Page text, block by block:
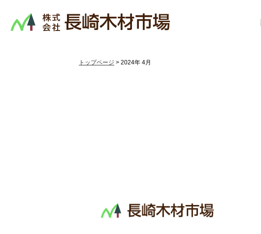
トップページ > 2024年 4月